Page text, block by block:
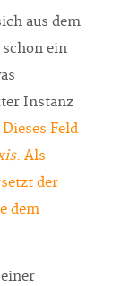
aus dem
ein
Instanz
Dieses Feld
. Als
der
dem